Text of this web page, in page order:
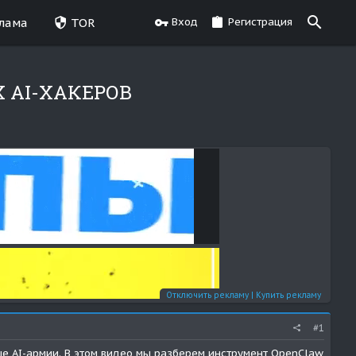
TOR Вход Регистрация
ХАКЕРОВ
Отключить рекламу Купить рекламу
#1
AI-армии. В этом видео мы разберем инструмент OpenClaw